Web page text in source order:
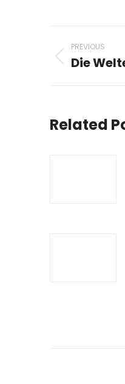
Post
PREVIOUS
Previous
Die
Related